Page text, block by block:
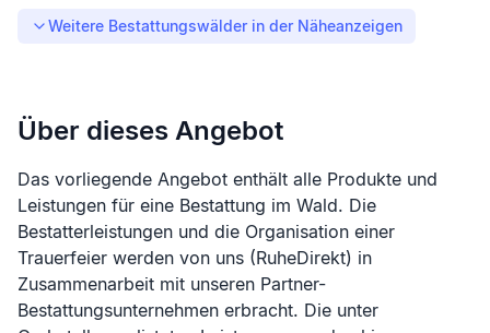
Weitere Bestattungswälder in der Näheanzeigen
Über dieses Angebot
Das vorliegende Angebot enthält alle Produkte und
Leistungen für eine Bestattung im Wald. Die
Bestatterleistungen und die Organisation einer
Trauerfeier werden von uns (RuheDirekt) in
Zusammenarbeit mit unseren Partner-
Bestattungsunternehmen erbracht. Die unter